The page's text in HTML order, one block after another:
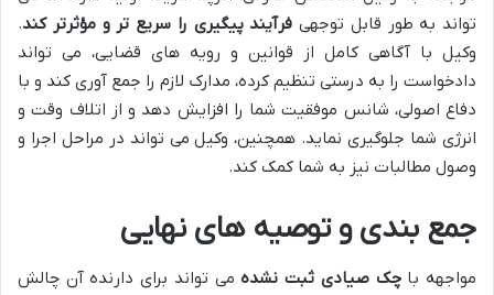
تواند به طور قابل توجهی فرآیند پیگیری را سریع تر و مؤثرتر کند.
وکیل با آگاهی کامل از قوانین و رویه های قضایی، می تواند
دادخواست را به درستی تنظیم کرده، مدارک لازم را جمع آوری کند و با
دفاع اصولی، شانس موفقیت شما را افزایش دهد و از اتلاف وقت و
انرژی شما جلوگیری نماید. همچنین، وکیل می تواند در مراحل اجرا و
وصول مطالبات نیز به شما کمک کند.
جمع بندی و توصیه های نهایی
مواجهه باچک صیادی ثبت نشدهمی تواند برای دارنده آن چالش